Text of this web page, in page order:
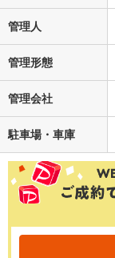
管理人
管理形態
管理会社
駐車場・車庫